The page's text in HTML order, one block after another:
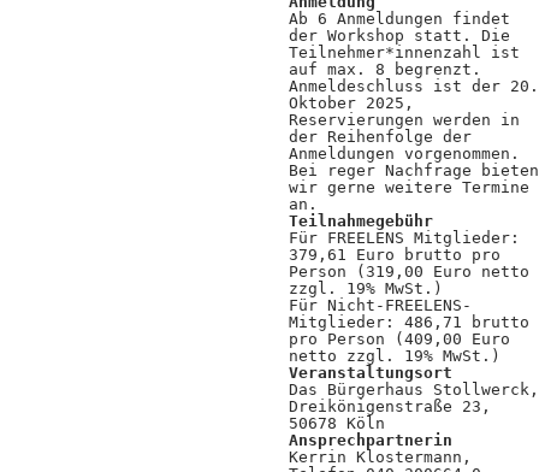
Ab 6 Anmeldungen findet
der Workshop statt. Die
Teilnehmer*innenzahl ist
auf max. 8 begrenzt.
Anmeldeschluss ist der 20.
Oktober 2025,
Reservierungen werden in
der Reihenfolge der
Anmeldungen vorgenommen.
Bei reger Nachfrage bieten
wir gerne weitere Termine
an.
Teilnahmegebühr
Für FREELENS Mitglieder:
379,61 Euro brutto pro
Person (319,00 Euro netto
zzgl. 19% MwSt.)
Für Nicht-FREELENS-
Mitglieder: 486,71 brutto
pro Person (409,00 Euro
netto zzgl. 19% MwSt.)
Veranstaltungsort
Das Bürgerhaus Stollwerck,
Dreikönigenstraße 23,
50678 Köln
Ansprechpartnerin
Kerrin Klostermann,